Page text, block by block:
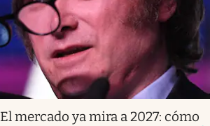
El mercado ya mira a 2027: cómo